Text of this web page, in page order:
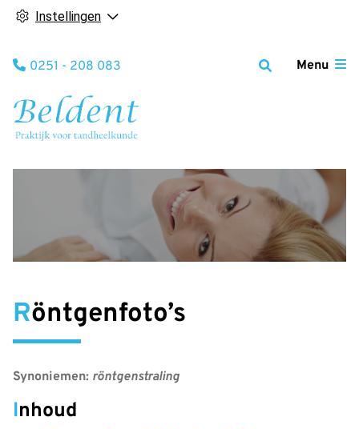
Instellingen
Menu
Tel:
0251 - 208 083
Röntgenfoto’s
Synoniemen: röntgenstraling
Inhoud